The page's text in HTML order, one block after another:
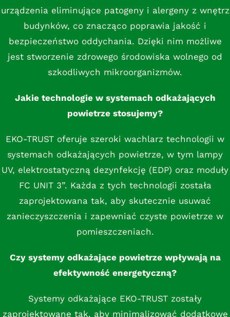
urządzenia eliminujące patogeny i alergeny z wnętrz
budynków, co znacząco poprawia jakość i
bezpieczeństwo oddychania. Dzięki nim możliwe
jest stworzenie zdrowego środowiska wolnego od
szkodliwych mikroorganizmów.
Jakie technologie w systemach odkażających
powietrze stosujemy?
EKO-TRUST oferuje szeroki wachlarz technologii w
systemach odkażających powietrze, w tym lampy
UV, elektrostatyczną dezynfekcję (EDP) oraz moduły
FC UNIT 3”. Każda z tych technologii została
zaprojektowana tak, aby skutecznie usuwać
zanieczyszczenia i zapewniać czyste powietrze w
pomieszczeniach.
Czy systemy odkażające powietrze wpływają na
efektywność energetyczną?
Systemy odkażające EKO-TRUST zostały
zaprojektowane tak, aby minimalizować dodatkowe